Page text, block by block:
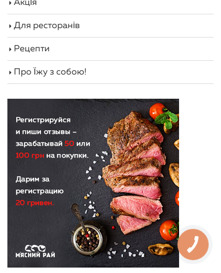
Акція
Для ресторанів
Рецепти
Про Їжу з собою!
КНОПКА
ЗВ'ЯЗКУ